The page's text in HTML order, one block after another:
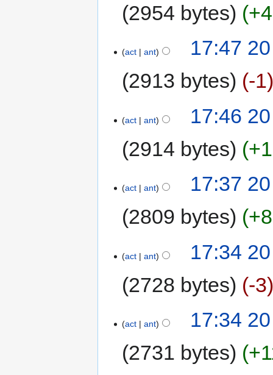
2954 bytes
act ant
17:47
2913 bytes
-1
act ant
17:46
2914 bytes
act ant
17:37
2809 bytes
act ant
17:34
2728 bytes
-3
act ant
17:34
2731 bytes